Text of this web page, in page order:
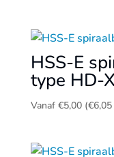
HSS-E
type HD-
Vanaf €5,00 (€6,05